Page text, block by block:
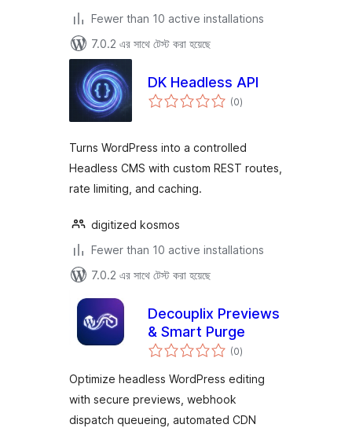
Fewer than 10 active installations
7.0.2 এর সাথে টেস্ট করা হয়েছে
DK Headless API
(0total
ratings
)
Turns WordPress into a controlled
Headless CMS with custom REST routes,
rate limiting, and caching.
digitized kosmos
Fewer than 10 active installations
7.0.2 এর সাথে টেস্ট করা হয়েছে
Decouplix Previews
& Smart Purge
(0total
ratings
)
Optimize headless WordPress editing
with secure previews, webhook
dispatch queueing, automated CDN